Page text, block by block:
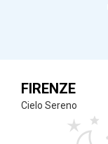
FIRENZE
Cielo Sereno